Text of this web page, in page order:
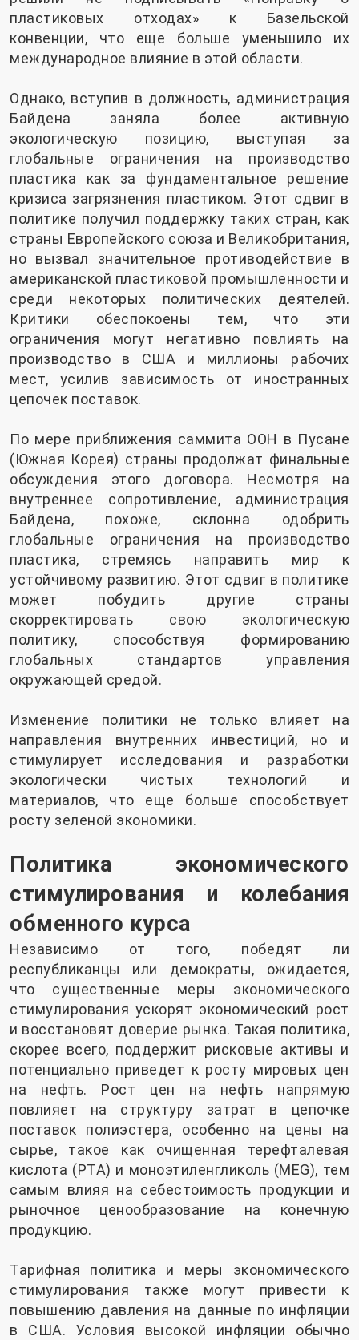
пластиковых отходах» к Базельской
конвенции, что еще больше уменьшило их
международное влияние в этой области.
Однако, вступив в должность, администрация
Байдена заняла более активную
экологическую позицию, выступая за
глобальные ограничения на производство
пластика как за фундаментальное решение
кризиса загрязнения пластиком. Этот сдвиг в
политике получил поддержку таких стран, как
страны Европейского союза и Великобритания,
но вызвал значительное противодействие в
американской пластиковой промышленности и
среди некоторых политических деятелей.
Критики обеспокоены тем, что эти
ограничения могут негативно повлиять на
производство в США и миллионы рабочих
мест, усилив зависимость от иностранных
цепочек поставок.
По мере приближения саммита ООН в Пусане
(Южная Корея) страны продолжат финальные
обсуждения этого договора. Несмотря на
внутреннее сопротивление, администрация
Байдена, похоже, склонна одобрить
глобальные ограничения на производство
пластика, стремясь направить мир к
устойчивому развитию. Этот сдвиг в политике
может побудить другие страны
скорректировать свою экологическую
политику, способствуя формированию
глобальных стандартов управления
окружающей средой.
Изменение политики не только влияет на
направления внутренних инвестиций, но и
стимулирует исследования и разработки
экологически чистых технологий и
материалов, что еще больше способствует
росту зеленой экономики.
Политика экономического
стимулирования и колебания
обменного курса
Независимо от того, победят ли
республиканцы или демократы, ожидается,
что существенные меры экономического
стимулирования ускорят экономический рост
и восстановят доверие рынка. Такая политика,
скорее всего, поддержит рисковые активы и
потенциально приведет к росту мировых цен
на нефть. Рост цен на нефть напрямую
повлияет на структуру затрат в цепочке
поставок полиэстера, особенно на цены на
сырье, такое как очищенная терефталевая
кислота (PTA) и моноэтиленгликоль (MEG), тем
самым влияя на себестоимость продукции и
рыночное ценообразование на конечную
продукцию.
Тарифная политика и меры экономического
стимулирования также могут привести к
повышению давления на данные по инфляции
в США. Условия высокой инфляции обычно